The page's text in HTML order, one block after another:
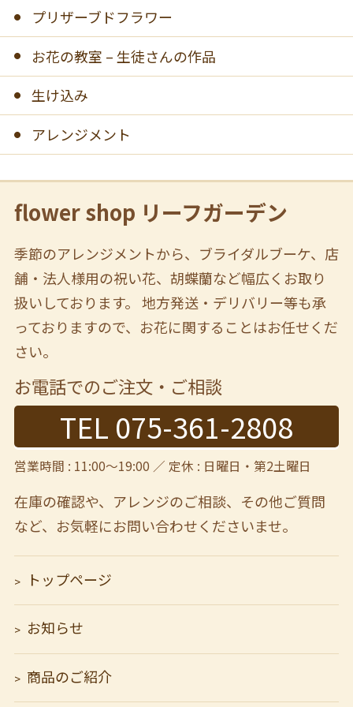
プリザーブドフラワー
お花の教室 – 生徒さんの作品
生け込み
アレンジメント
flower shop リーフガーデン
季節のアレンジメントから、ブライダルブーケ、店
舗・法人様用の祝い花、胡蝶蘭など幅広くお取り
扱いしております。 地方発送・デリバリー等も承
っておりますので、お花に関することはお任せくだ
さい。
お電話でのご注文・ご相談
TEL 075-361-2808
営業時間 : 11:00～19:00 ／ 定休 : 日曜日・第2土曜日
在庫の確認や、アレンジのご相談、その他ご質問
など、 お気軽にお問い合わせくださいませ。
トップページ
お知らせ
商品のご紹介